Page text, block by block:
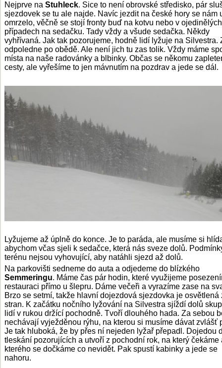
Nejprve na Stuhleck. Sice to není obrovské středisko, pár
sjezdovek se tu ale najde. Navíc jezdit na české hory se nám
omrzelo, věčně se stojí fronty buď na kotvu nebo v ojedinělých
případech na sedačku. Tady vždy a všude sedačka. Někdy
vyhřívaná. Jak tak pozorujeme, hodně lidí lyžuje na Silvestra.
odpoledne po obědě. Ale není jich tu zas tolik. Vždy máme
místa na naše radovánky a blbinky. Občas se někomu
cesty, ale vyřešíme to jen mávnutím na pozdrav a jede se dál.
Lyžujeme až úplně do konce. Je to paráda, ale musíme si
abychom včas sjeli k sedačce, která nás sveze dolů.
terénu nejsou vyhovující, aby natáhli sjezd až dolů.
Na parkovišti sedneme do auta a odjedeme do blízkého
Semmeringu. Máme čas pár hodin, které využijeme
restauraci přímo u šlepru. Dáme večeři a vyrazíme zase na
Brzo se setmí, takže hlavní dojezdová sjezdovka je osvětlená
stran. K začátku nočního lyžování na Silvestra sjíždí dolů
lidí v rukou držící pochodně. Tvoří dlouhého hada. Za sebou
nechávají vyježděnou rýhu, na kterou si musíme dávat zvlášť
Je tak hluboká, že by přes ní nejeden lyžař přepadl. Dojedou
tleskání pozorujících a utvoří z pochodní rok, na který čekáme
kterého se dočkáme co nevidět. Pak spustí kabinky a jede se
nahoru.